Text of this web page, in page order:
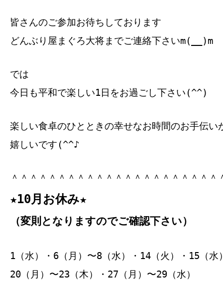
皆さんのご参加お待ちしております
どんぶり屋まぐろ大将までご連絡下さいm(__)m
では
今日も平和で楽しい1日をお過ごし下さい(^^)
楽しい食卓のひとときの幸せなお時間のお手伝い
嬉しいです(^^♪
＾＾＾＾＾＾＾＾＾＾＾＾＾＾＾＾＾＾＾＾＾
★10月お休み★
（変則となりますのでご確認下さい）
1（水）・6（月）〜8（水）・14（火）・15（水
20（月）〜23（木）・27（月）〜29（水）